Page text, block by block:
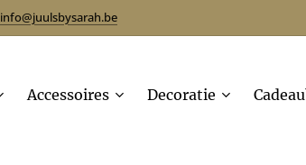
info@juulsbysarah.be
Accessoires Decoratie